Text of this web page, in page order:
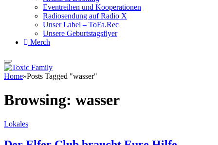
Eventreihen und Kooperationen
Radiosendung auf Radio X
Unser Label – ToFa.Rec
Unsere Geburtstagsflyer
Merch
Home»Posts Tagged "wasser"
Browsing: wasser
Lokales